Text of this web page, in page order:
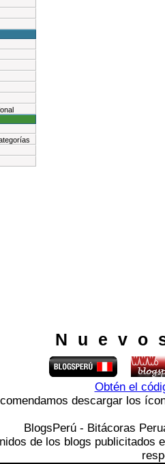
Obtén el
descargar los
BlogsPerú - Bitácoras
de los blogs publicitados